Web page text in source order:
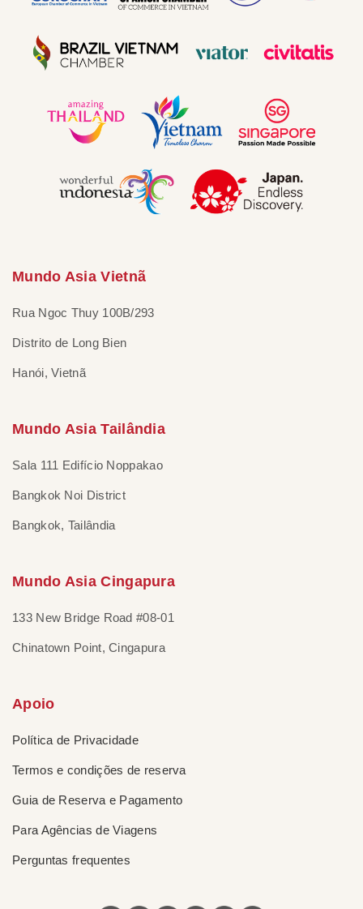
Mundo Asia Vietnã
Rua Ngoc Thuy 100B/293
Distrito de Long Bien
Hanói, Vietnã
Mundo Asia Tailândia
Sala 111 Edifício Noppakao
Bangkok Noi District
Bangkok, Tailândia
Mundo Asia Cingapura
133 New Bridge Road #08-01
Chinatown Point, Cingapura
Apoio
Política de Privacidade
Termos e condições de reserva
Guia de Reserva e Pagamento
Para Agências de Viagens
Perguntas frequentes